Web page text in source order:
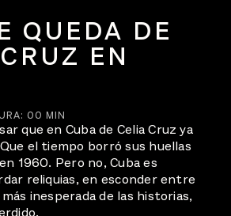
QUEDA DE
EN
00 MIN
que en Cuba de Celia Cruz ya
el tiempo borró sus huellas
1960. Pero no, Cuba es
reliquias, en esconder entre
inesperada de las historias,